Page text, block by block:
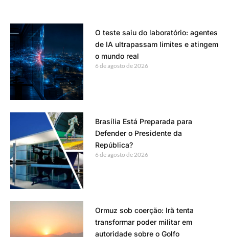
O teste saiu do laboratório: agentes
de IA ultrapassam limites e atingem
o mundo real
6 de agosto de 2026
Brasília Está Preparada para
Defender o Presidente da
República?
6 de agosto de 2026
Ormuz sob coerção: Irã tenta
transformar poder militar em
autoridade sobre o Golfo